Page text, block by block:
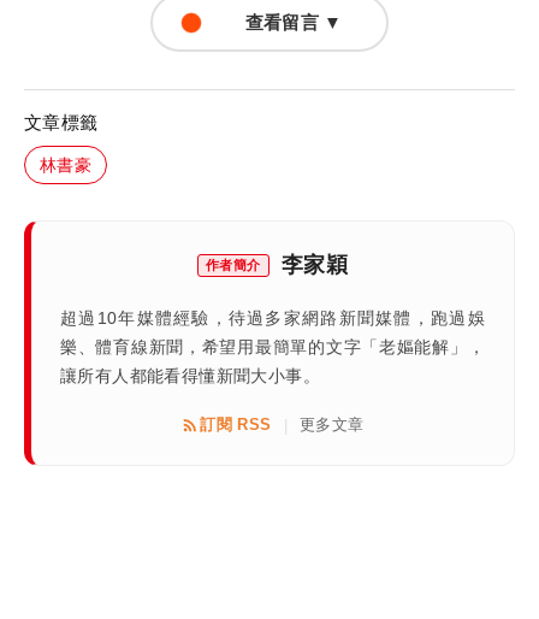
查看留言 ▼
文章標籤
林書豪
作者簡介 李家穎
超過10年媒體經驗，待過多家網路新聞媒體，跑過娛
樂、體育線新聞，希望用最簡單的文字「老嫗能解」，
讓所有人都能看得懂新聞大小事。
訂閱 RSS | 更多文章